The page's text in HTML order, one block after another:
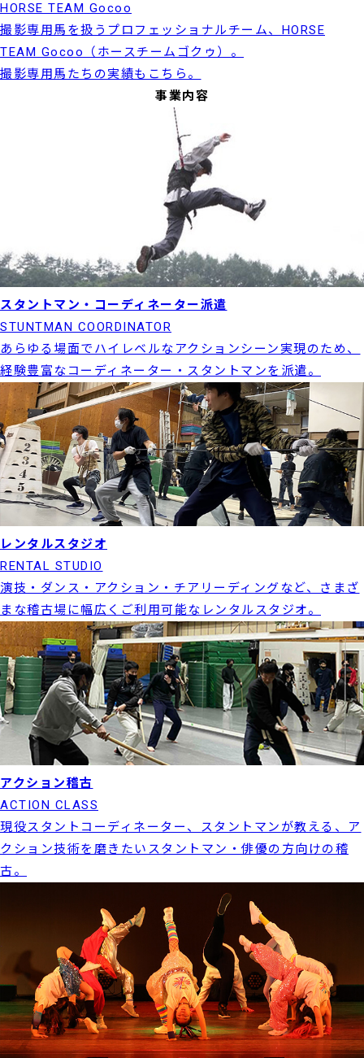
HORSE TEAM Gocoo
撮影専用馬を扱うプロフェッショナルチーム、HORSE
TEAM Gocoo（ホースチームゴクゥ）。
撮影専用馬たちの実績もこちら。
事業内容
スタントマン・コーディネーター派遣
STUNTMAN COORDINATOR
あらゆる場面でハイレベルなアクションシーン実現のため、
経験豊富なコーディネーター・スタントマンを派遣。
レンタルスタジオ
RENTAL STUDIO
演技・ダンス・アクション・チアリーディングなど、さまざ
まな稽古場に幅広くご利用可能なレンタルスタジオ。
アクション稽古
ACTION CLASS
現役スタントコーディネーター、スタントマンが教える、ア
クション技術を磨きたいスタントマン・俳優の方向けの稽
古。